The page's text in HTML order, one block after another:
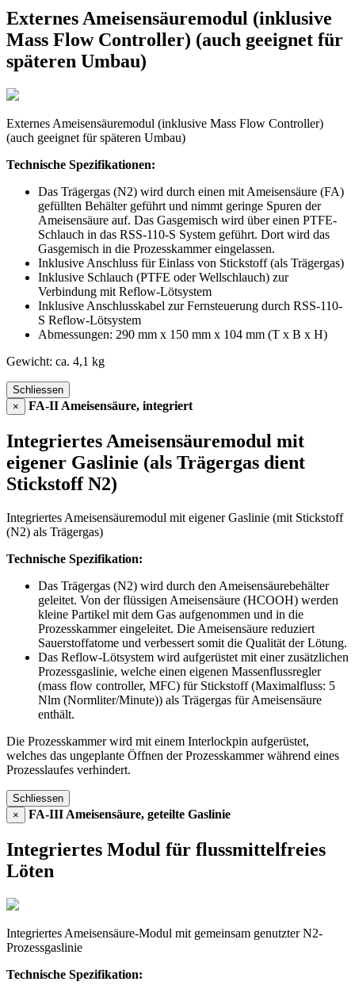
Externes Ameisensäuremodul (inklusive
Mass Flow Controller) (auch geeignet für
späteren Umbau)
Externes Ameisensäuremodul (inklusive Mass Flow Controller)
(auch geeignet für späteren Umbau)
Technische Spezifikationen:
Das Trägergas (N2) wird durch einen mit Ameisensäure (FA)
gefüllten Behälter geführt und nimmt geringe Spuren der
Ameisensäure auf. Das Gasgemisch wird über einen PTFE-
Schlauch in das RSS-110-S System geführt. Dort wird das
Gasgemisch in die Prozesskammer eingelassen.
Inklusive Anschluss für Einlass von Stickstoff (als Trägergas)
Inklusive Schlauch (PTFE oder Wellschlauch) zur
Verbindung mit Reflow-Lötsystem
Inklusive Anschlusskabel zur Fernsteuerung durch RSS-110-
S Reflow-Lötsystem
Abmessungen: 290 mm x 150 mm x 104 mm (T x B x H)
Gewicht: ca. 4,1 kg
Schliessen
×
FA-II Ameisensäure, integriert
Integriertes Ameisensäuremodul mit
eigener Gaslinie (als Trägergas dient
Stickstoff N2)
Integriertes Ameisensäuremodul mit eigener Gaslinie (mit Stickstoff
(N2) als Trägergas)
Technische Spezifikation:
Das Trägergas (N2) wird durch den Ameisensäurebehälter
geleitet. Von der flüssigen Ameisensäure (HCOOH) werden
kleine Partikel mit dem Gas aufgenommen und in die
Prozesskammer eingeleitet. Die Ameisensäure reduziert
Sauerstoffatome und verbessert somit die Qualität der Lötung.
Das Reflow-Lötsystem wird aufgerüstet mit einer zusätzlichen
Prozessgaslinie, welche einen eigenen Massenflussregler
(mass flow controller, MFC) für Stickstoff (Maximalfluss: 5
Nlm (Normliter/Minute)) als Trägergas für Ameisensäure
enthält.
Die Prozesskammer wird mit einem Interlockpin aufgerüstet,
welches das ungeplante Öffnen der Prozesskammer während eines
Prozesslaufes verhindert.
Schliessen
×
FA-III Ameisensäure, geteilte Gaslinie
Integriertes Modul für flussmittelfreies
Löten
Integriertes Ameisensäure-Modul mit gemeinsam genutzter N2-
Prozessgaslinie
Technische Spezifikation: